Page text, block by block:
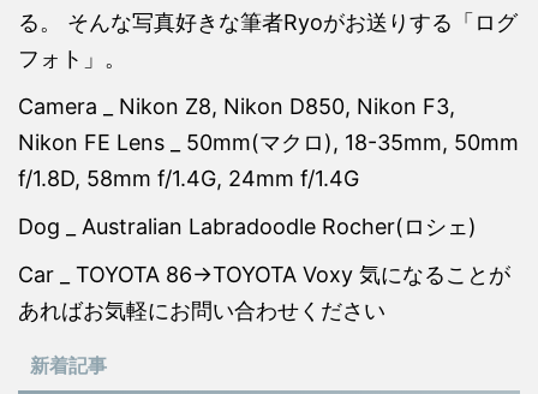
る。 そんな写真好きな筆者Ryoがお送りする「ログ
フォト」。
Camera _ Nikon Z8, Nikon D850, Nikon F3,
Nikon FE Lens _ 50mm(マクロ), 18-35mm, 50mm
f/1.8D, 58mm f/1.4G, 24mm f/1.4G
Dog _ Australian Labradoodle Rocher(ロシェ)
Car _ TOYOTA 86→TOYOTA Voxy 気になることが
あればお気軽にお問い合わせください
新着記事